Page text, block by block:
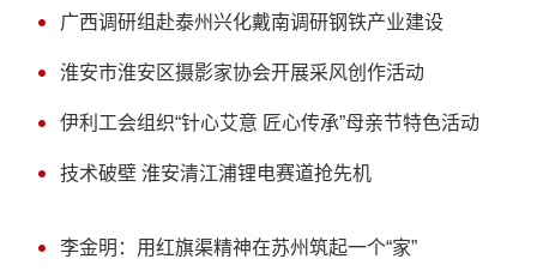
广西调研组赴泰州兴化戴南调研钢铁产业建设
淮安市淮安区摄影家协会开展采风创作活动
伊利工会组织“针心艾意 匠心传承”母亲节特色活动
技术破壁 淮安清江浦锂电赛道抢先机
李金明：用红旗渠精神在苏州筑起一个“家”